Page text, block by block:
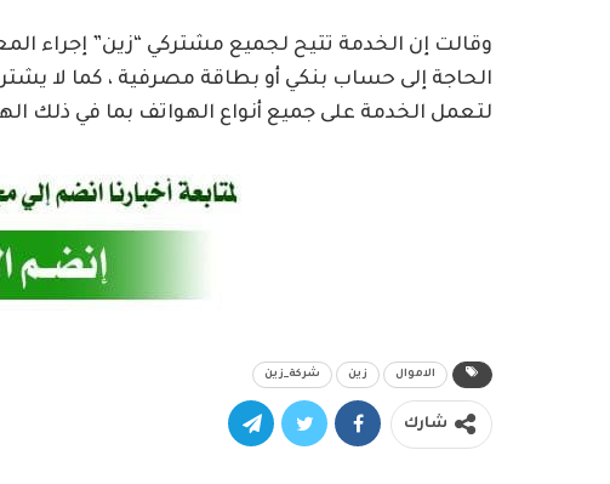
وقالت إن الخدمة تتيح لجميع مشتركي “زين” إجراء
الحاجة إلى حساب بنكي أو بطاقة مصرفية ، كما لا
لتعمل الخدمة على جميع أنواع الهواتف بما في ذلك
الاموال زين شركة_زين
شارك